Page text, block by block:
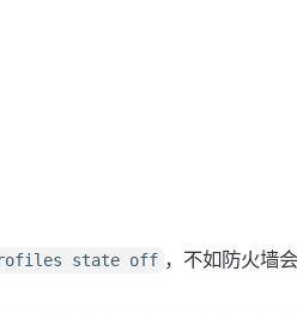
state off ，不如防火墙